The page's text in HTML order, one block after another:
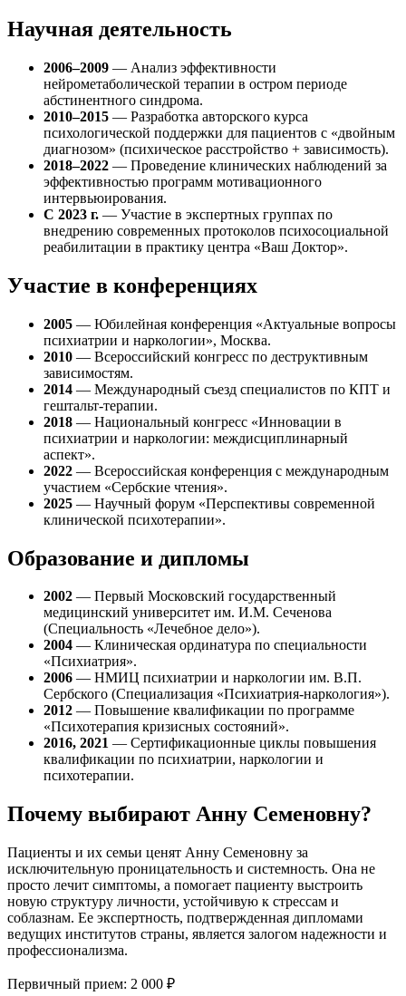
Научная деятельность
2006–2009 — Анализ эффективности
нейрометаболической терапии в остром периоде
абстинентного синдрома.
2010–2015 — Разработка авторского курса
психологической поддержки для пациентов с «двойным
диагнозом» (психическое расстройство + зависимость).
2018–2022 — Проведение клинических наблюдений за
эффективностью программ мотивационного
интервьюирования.
С 2023 г. — Участие в экспертных группах по
внедрению современных протоколов психосоциальной
реабилитации в практику центра «Ваш Доктор».
Участие в конференциях
2005 — Юбилейная конференция «Актуальные вопросы
психиатрии и наркологии», Москва.
2010 — Всероссийский конгресс по деструктивным
зависимостям.
2014 — Международный съезд специалистов по КПТ и
гештальт-терапии.
2018 — Национальный конгресс «Инновации в
психиатрии и наркологии: междисциплинарный
аспект».
2022 — Всероссийская конференция с международным
участием «Сербские чтения».
2025 — Научный форум «Перспективы современной
клинической психотерапии».
Образование и дипломы
2002 — Первый Московский государственный
медицинский университет им. И.М. Сеченова
(Специальность «Лечебное дело»).
2004 — Клиническая ординатура по специальности
«Психиатрия».
2006 — НМИЦ психиатрии и наркологии им. В.П.
Сербского (Специализация «Психиатрия-наркология»).
2012 — Повышение квалификации по программе
«Психотерапия кризисных состояний».
2016, 2021 — Сертификационные циклы повышения
квалификации по психиатрии, наркологии и
психотерапии.
Почему выбирают Анну Семеновну?
Пациенты и их семьи ценят Анну Семеновну за
исключительную проницательность и системность. Она не
просто лечит симптомы, а помогает пациенту выстроить
новую структуру личности, устойчивую к стрессам и
соблазнам. Ее экспертность, подтвержденная дипломами
ведущих институтов страны, является залогом надежности и
профессионализма.
Первичный прием: 2 000 ₽